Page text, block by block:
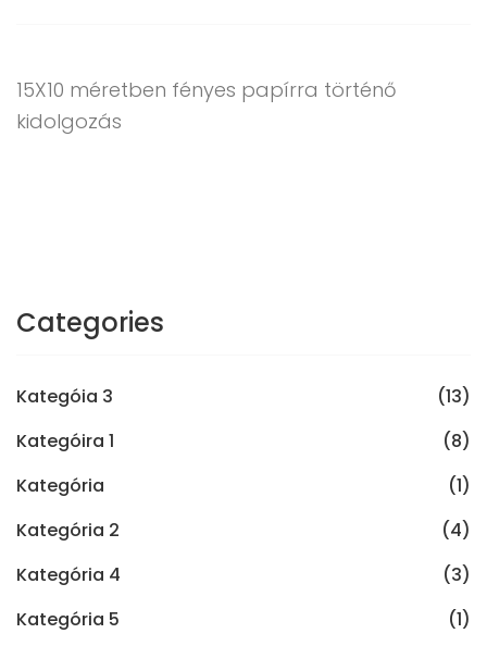
15X10 méretben fényes papírra történő
kidolgozás
Categories
Kategóia 3
(13)
Kategóira 1
(8)
Kategória
(1)
Kategória 2
(4)
Kategória 4
(3)
Kategória 5
(1)